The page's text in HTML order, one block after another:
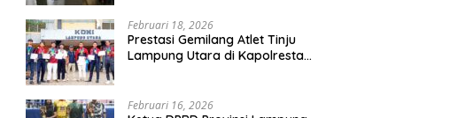
Februari 18, 2026
Prestasi Gemilang Atlet Tinju
Lampung Utara di Kapolresta
Februari 16, 2026